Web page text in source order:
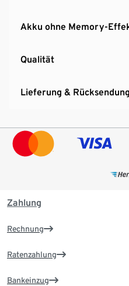
Akku ohne Memory-
Qualität
Lieferung & Rücksendung
Zahlung
Rechnung
Ratenzahlung
Bankeinzug